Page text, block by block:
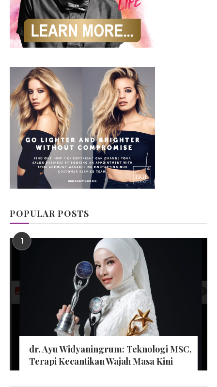
POPULAR POSTS
1
dr. Ayu Widyaningrum: Teknologi MSC,
Terapi Kecantikan Wajah Masa Kini